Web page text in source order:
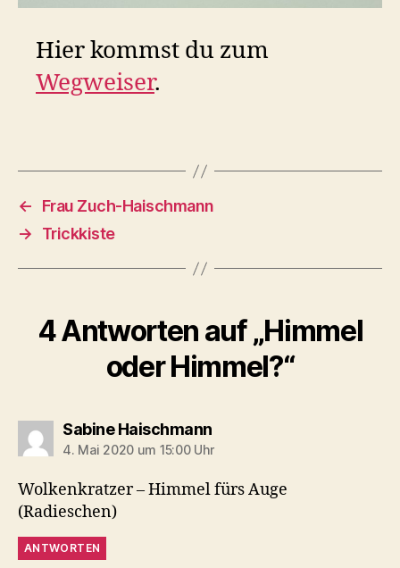
Hier kommst du zum
Wegweiser.
←
Frau Zuch-Haischmann
→
Trickkiste
4 Antworten auf „Himmel
oder Himmel?“
Sabine Haischmannsagt:
4. Mai 2020 um 15:00 Uhr
Wolkenkratzer – Himmel fürs Auge
(Radieschen)
ANTWORTEN